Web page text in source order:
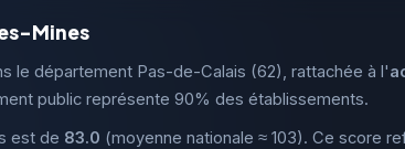
Mines
le département Pas-de-Calais (62), rattachée à l'
public représente 90% des établissements.
est de 83.0 (moyenne nationale ≈ 103). Ce score